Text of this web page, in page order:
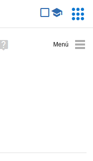
avanzada
Ayuda
(en